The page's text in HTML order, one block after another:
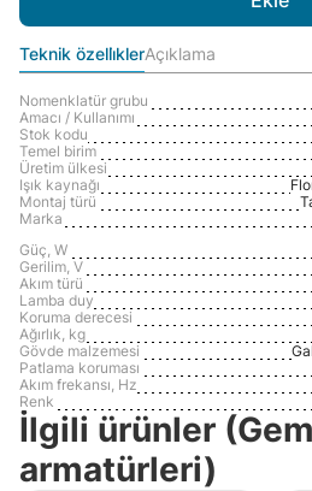
Teknik özelli̇klerAçıklama
Nomenklatür grubu
Amacı / Kullanımı
Stok kodu
Temel birim
Üretim ülkesi
Işık kaynağı
Montaj türü
Marka
Güç, W
Gerilim, V
Akım türü
Lamba duy
Koruma derecesi
Ağırlık, kg
Gövde malzemesi
Patlama koruması
Akım frekansı, Hz
Renk
İlgili ürünler
armatürleri)